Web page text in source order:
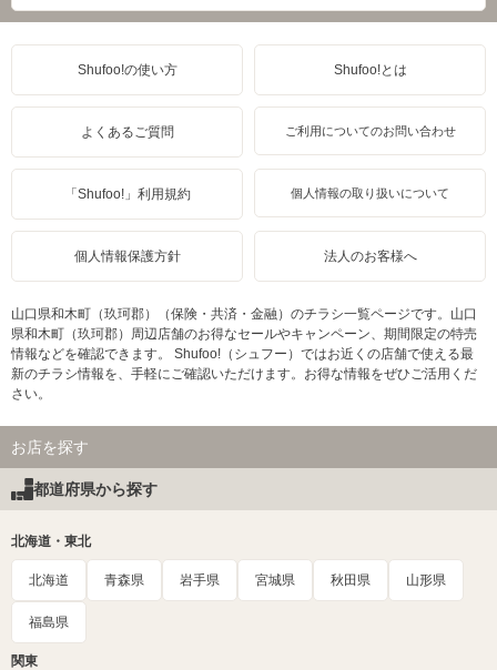
Shufoo!の使い方 Shufoo!とは
よくあるご質問 ご利用についてのお問い合わせ
「Shufoo!」利用規約 個人情報の取り扱いについて
個人情報保護方針 法人のお客様へ
山口県和木町（玖珂郡）（保険・共済・金融）のチラシ一覧ページです。山口
県和木町（玖珂郡）周辺店舗のお得なセールやキャンペーン、期間限定の特売
情報などを確認できます。 Shufoo!（シュフー）ではお近くの店舗で使える最
新のチラシ情報を、手軽にご確認いただけます。お得な情報をぜひご活用くだ
さい。
お店を探す
都道府県から探す
北海道・東北
北海道 青森県 岩手県 宮城県 秋田県 山形県
福島県
関東